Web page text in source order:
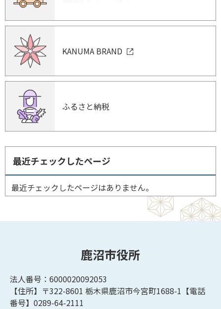
KANUMA BRAND
ふるさと納税
最近チェックしたページ
最近チェックしたページはありません。
鹿沼市役所
法人番号：6000020092053
【住所】〒322-8601 栃木県鹿沼市今宮町1688-1【電話
番号】0289-64-2111